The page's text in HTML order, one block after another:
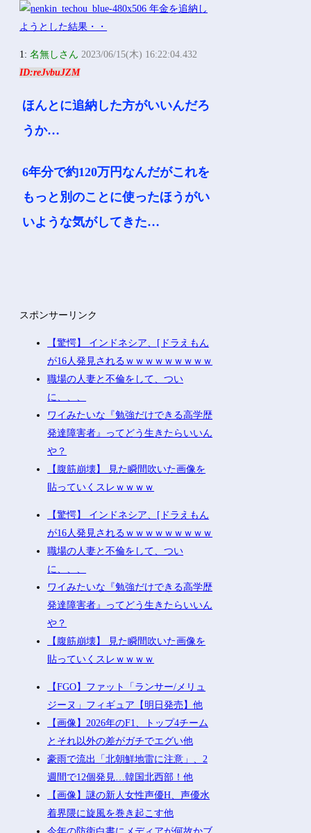
1:名無しさん 2023/06/15(木) 16:22:04.432
ID:reJvbuJZM
ほんとに追納した方がいいんだろ
うか…
6年分で約120万円なんだがこれを
もっと別のことに使ったほうがい
いような気がしてきた…
スポンサーリンク
【驚愕】 インドネシア、[ドラえもん
が16人発見されるｗｗｗｗｗｗｗｗｗ
職場の人妻と不倫をして、つい
に、、、
ワイみたいな『勉強だけできる高学歴
発達障害者』ってどう生きたらいいん
や？
【腹筋崩壊】 見た瞬間吹いた画像を
貼っていくスレｗｗｗｗ
【驚愕】 インドネシア、[ドラえもん
が16人発見されるｗｗｗｗｗｗｗｗｗ
職場の人妻と不倫をして、つい
に、、、
ワイみたいな『勉強だけできる高学歴
発達障害者』ってどう生きたらいいん
や？
【腹筋崩壊】 見た瞬間吹いた画像を
貼っていくスレｗｗｗｗ
【FGO】ファット「ランサー/メリュ
ジーヌ」フィギュア【明日発売】他
【画像】2026年のF1、トップ4チーム
とそれ以外の差がガチでエグい他
豪雨で流出「北朝鮮地雷に注意」、2
週間で12個発見…韓国北西部！他
【画像】謎の新人女性声優H、声優水
着界隈に旋風を巻き起こす他